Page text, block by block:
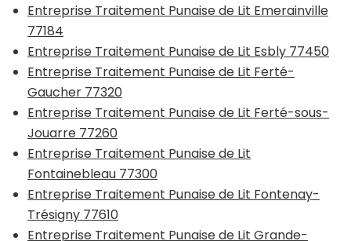
Entreprise Traitement Punaise de Lit Emerainville
77184
Entreprise Traitement Punaise de Lit Esbly 77450
Entreprise Traitement Punaise de Lit Ferté-
Gaucher 77320
Entreprise Traitement Punaise de Lit Ferté-sous-
Jouarre 77260
Entreprise Traitement Punaise de Lit
Fontainebleau 77300
Entreprise Traitement Punaise de Lit Fontenay-
Trésigny 77610
Entreprise Traitement Punaise de Lit Grande-